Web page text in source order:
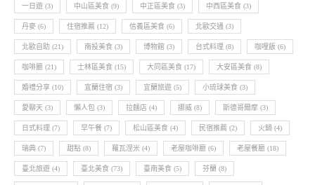
一日遊 (3) 中山區美食 (9) 中正區美食 (3) 中西區美食 (3)
丹麥 (6) 住宿推薦 (12) 信義區美食 (6) 北歐交通 (3)
北歐自助 (21) 南投美食 (3) 博物館 (3) 台式料理 (8) 咖哩飯 (6)
咖啡廳 (21) 士林區美食 (15) 大同區美食 (17) 大安區美食 (8)
婚禮分享 (10) 宜蘭住宿 (3) 宜蘭旅遊 (5) 小琉球美食 (3)
愛聊天 (3) 懶人包 (3) 拉麵店 (4) 挪威 (8) 斯德哥爾摩 (3)
日式料理 (7) 早午餐 (7) 松山區美食 (4) 民宿推薦 (2) 火鍋 (4)
瑞典 (7) 甜點 (8) 羅瓦涅米 (4) 老屋咖啡廳 (6) 老屋餐廳 (18)
臺北旅遊 (4) 臺北美食 (73) 臺南美食 (5) 芬蘭 (8)